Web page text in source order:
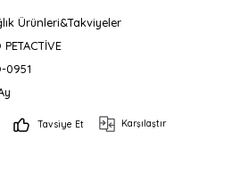
Ürünleri&Takviyeler
0951
Tavsiye Et Karşılaştır